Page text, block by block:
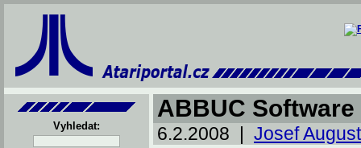
Vyhledat:
ABBUC
6.2.2008 | Josef